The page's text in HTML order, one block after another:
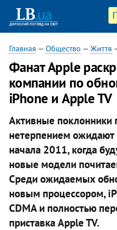
Главная — Общество — Життя
Фанат Apple
компании по
iPhone и Apple TV
Активные поклонники
нетерпением ожидают
начала 2011, когда
новые модели
Среди ожидаемых
новым процессором,
CDMA и полностью
приставка Apple TV.